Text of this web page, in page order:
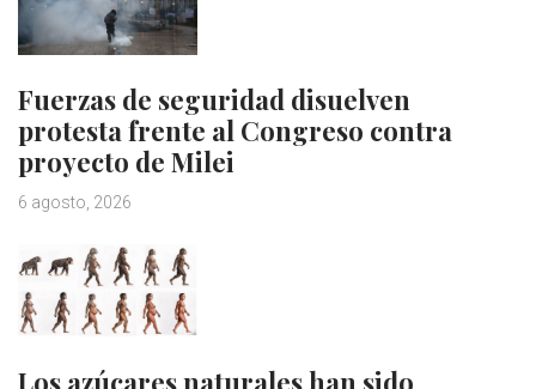
Fuerzas de seguridad disuelven
protesta frente al Congreso contra
proyecto de Milei
6 agosto, 2026